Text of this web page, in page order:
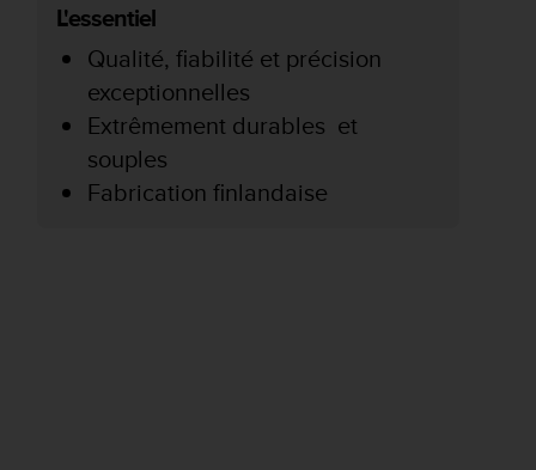
L'essentiel
Qualité, fiabilité et précision
exceptionnelles
Extrêmement durables et
souples
Fabrication finlandaise